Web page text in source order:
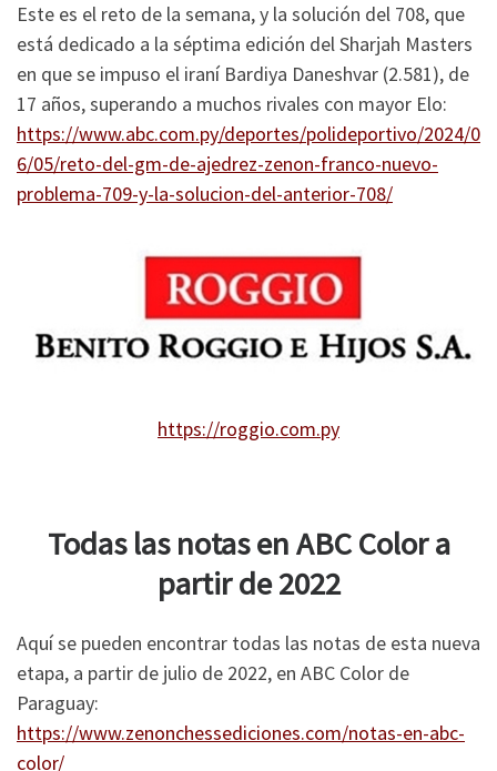
Este es el reto de la semana, y la solución del 708, que
está dedicado a la séptima edición del Sharjah Masters
en que se impuso el iraní Bardiya Daneshvar (2.581), de
17 años, superando a muchos rivales con mayor Elo:
https://www.abc.com.py/deportes/polideportivo/2024/0
6/05/reto-del-gm-de-ajedrez-zenon-franco-nuevo-
problema-709-y-la-solucion-del-anterior-708/
https://roggio.com.py
Todas las notas en ABC Color a
partir de 2022
Aquí se pueden encontrar todas las notas de esta nueva
etapa, a partir de julio de 2022, en ABC Color de
Paraguay:
https://www.zenonchessediciones.com/notas-en-abc-
color/